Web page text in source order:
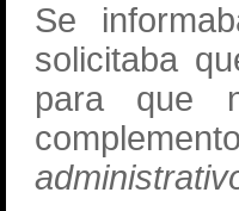
Se
solicitaba
para que